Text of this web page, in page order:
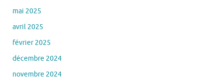
mai 2025
avril 2025
février 2025
décembre 2024
novembre 2024